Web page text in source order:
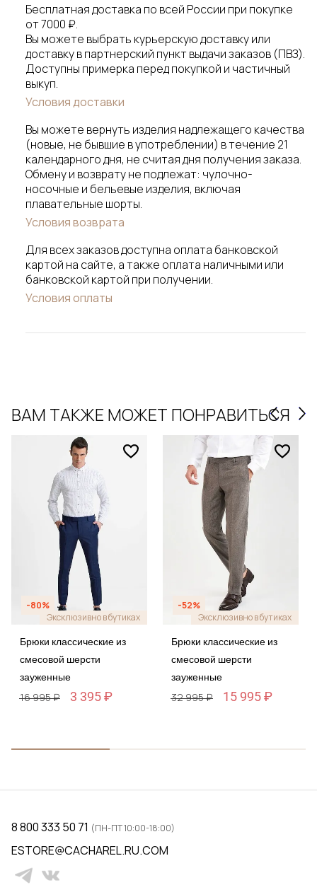
Бесплатная доставка по всей России при покупке
от 7000 ₽.
Вы можете выбрать курьерскую доставку или
доставку в партнерский пункт выдачи заказов (ПВЗ).
Доступны примерка перед покупкой и частичный
выкуп.
Условия доставки
Вы можете вернуть изделия надлежащего качества
(новые, не бывшие в употреблении) в течение 21
календарного дня, не считая дня получения заказа.
Обмену и возврату не подлежат: чулочно-
носочные и бельевые изделия, включая
плавательные шорты.
Условия возврата
Для всех заказов доступна оплата банковской
картой на сайте, а также оплата наличными или
банковской картой при получении.
Условия оплаты
ВАМ ТАКЖЕ МОЖЕТ ПОНРАВИТЬСЯ
-80%
Эксклюзивно в бутиках
Брюки классические из
смесовой шерсти
зауженные
16 995 ₽ 3 395 ₽
-52%
Эксклюзивно в бутиках
Брюки классические из
смесовой шерсти
зауженные
32 995 ₽ 15 995 ₽
8 800 333 50 71 (ПН-ПТ 10:00-18:00)
ESTORE@CACHAREL.RU.COM